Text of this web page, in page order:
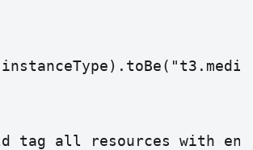
tag all resources with